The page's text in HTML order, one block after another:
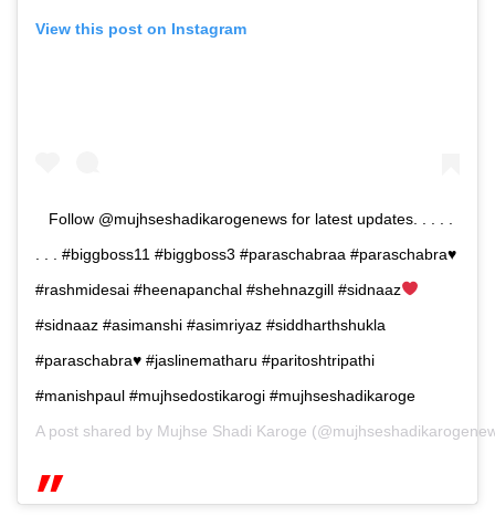
View this post on Instagram
Follow @mujhseshadikarogenews for latest updates. . . . .
. . . #biggboss11 #biggboss3 #paraschabraa #paraschabra♥
#rashmidesai #heenapanchal #shehnazgill #sidnaaz
#sidnaaz #asimanshi #asimriyaz #siddharthshukla
#paraschabra♥ #jaslinematharu #paritoshtripathi
#manishpaul #mujhsedostikarogi #mujhseshadikaroge
A post shared by Mujhse Shadi Karoge